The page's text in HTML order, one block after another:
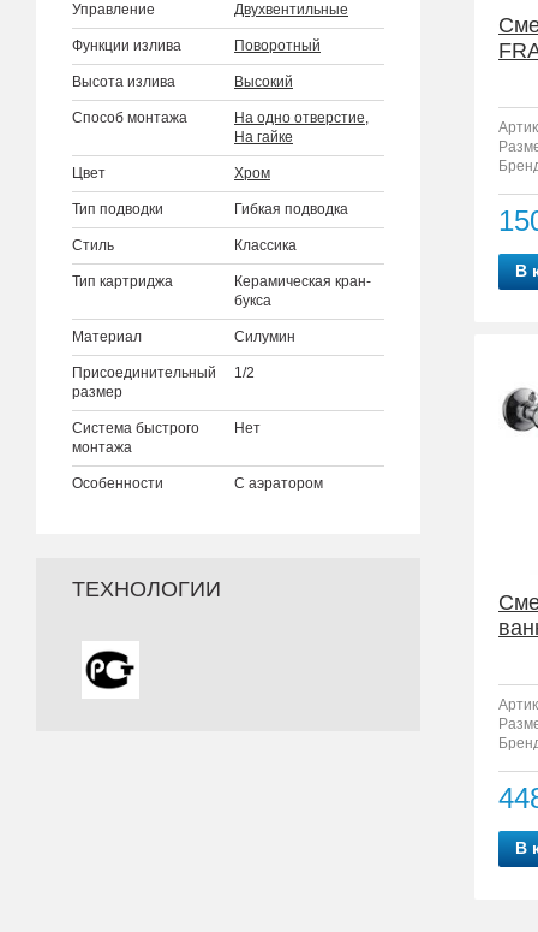
Управление Двухвентильные
Функции излива Поворотный
Высота излива Высокий
Способ монтажа На одно отверстие,
На гайке
Цвет Хром
Тип подводки Гибкая подводка
Стиль Классика
Тип картриджа
Керамическая кран-
букса
Материал Силумин
Присоединительный
размер
1/2
Система быстрого
монтажа
Нет
Особенности С аэратором
ТЕХНОЛОГИИ
В
В